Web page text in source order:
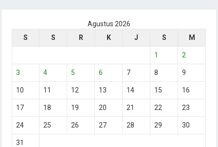
Agustus 2026
S
S R K J S M
1 2
3 4 5 6 7 8 9
10 11 12 13 14 15 16
17 18 19 20 21 22 23
24 25 26 27 28 29 30
31